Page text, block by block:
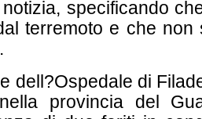
specificando
terremoto e che non
dell?Ospedale di
provincia del